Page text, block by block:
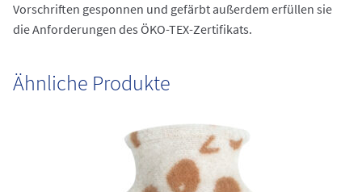
Vorschriften gesponnen und gefärbt außerdem erfüllen sie
die Anforderungen des ÖKO-TEX-Zertifikats.
Ähnliche Produkte